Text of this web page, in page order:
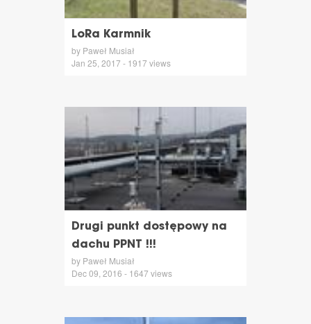
LoRa Karmnik
by Paweł Musiał
Jan 25, 2017 - 1917 views
Drugi punkt dostępowy na
dachu PPNT !!!
by Paweł Musiał
Dec 09, 2016 - 1647 views